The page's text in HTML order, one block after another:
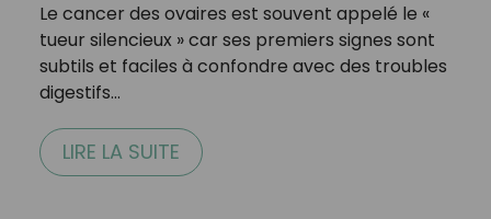
Le cancer des ovaires est souvent appelé le «
tueur silencieux » car ses premiers signes sont
subtils et faciles à confondre avec des troubles
digestifs…
LIRE LA SUITE